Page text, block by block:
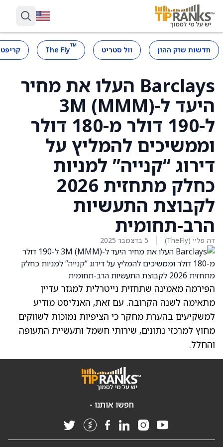
חדשות שוק ההון וול סטריט ™
The Fly
Barclays העלו את מחיר
היעד ל-3M (MMM)
ל-190 דולר מ-180 דולר
וממשיכים להמליץ על
דירוג “קנייה” למניות
כחלק מתחזית 2026
לקבוצת התעשיות
הרב-תחומית
דה פליי (TheFly) 5 בדצמבר 2025
הפירמה מאמינה שתחזית נייטרלית למגזר עדיין
מתאימה לשנה הקרובה. עם זאת, האנליסט מודיע
למשקיעים בהערת מחקר כי הציפיות נמוכות לשווקים
מחוץ למרכזי נתונים, שירותי חשמל ותעשיית התעופה
והחלל.
חפשו אותנו -